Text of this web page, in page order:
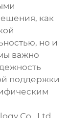
как
но и
важно
поддержки
Co., Ltd.